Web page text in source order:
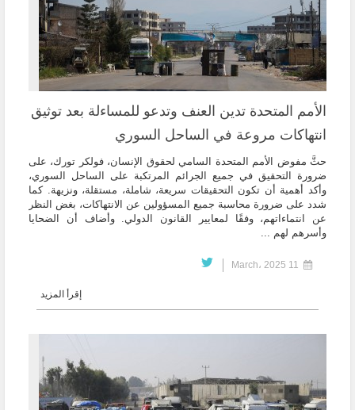
الأمم المتحدة تدين العنف وتدعو للمساءلة بعد توثيق
انتهاكات مروعة في الساحل السوري
حثَّ مفوض الأمم المتحدة السامي لحقوق الإنسان، فولكر تورك، على
ضرورة التحقيق في جميع الجرائم المرتكبة على الساحل السوري،
وأكد أهمية أن تكون التحقيقات سريعة، شاملة، مستقلة، ونزيهة. كما
شدد على ضرورة محاسبة جميع المسؤولين عن الانتهاكات، بغض النظر
عن انتماءاتهم، وفقًا لمعايير القانون الدولي. وأضاف أن الضحايا
وأسرهم لهم ...
إقرأ المزيد